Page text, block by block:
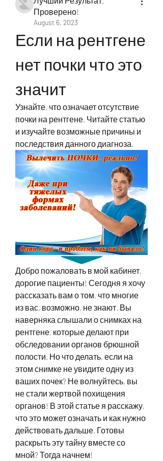
Проверено!
August 6, 2023
Если на рентгене
нет почки что это
значит
Узнайте, что означает отсутствие
почки на рентгене. Читайте статью
и изучайте возможные причины и
последствия данного диагноза.
Добро пожаловать в мой кабинет,
дорогие пациенты! Сегодня я хочу
рассказать вам о том, что многие
из вас, возможно, не знают. Вы
наверняка слышали о снимках на
рентгене, которые делают при
обследовании органов брюшной
полости. Но что делать, если на
этом снимке не увидите одну из
ваших почек? Не волнуйтесь, вы
не стали жертвой похищения
органов! В этой статье я расскажу,
что это может означать и как нужно
действовать дальше. Готовы
раскрыть эту тайну вместе со
мной? Тогда начнем!